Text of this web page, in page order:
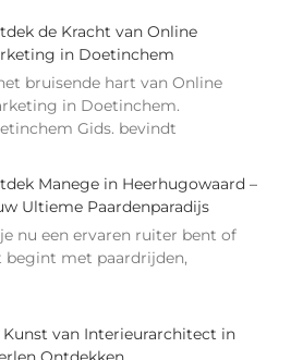
de Kracht van Online
in Doetinchem
bruisende hart van Online
in Doetinchem.
Gids. bevindt
Manege in Heerhugowaard –
Ultieme Paardenparadijs
nu een ervaren ruiter bent of
begint met paardrijden,
Kunst van Interieurarchitect in